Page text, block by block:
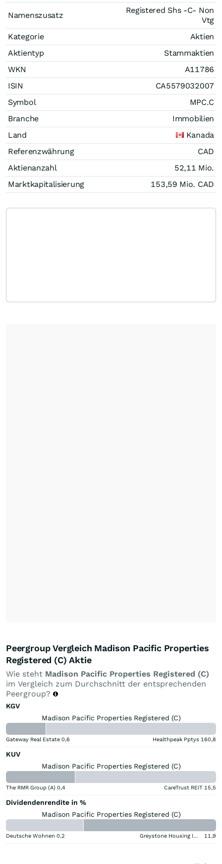
Namenszusatz
Registered Shs -C- Non
Vtg
Kategorie
Aktien
Aktientyp
Stammaktien
WKN
A11786
ISIN
CA5579032007
Symbol
MPC.C
Branche
Immobilien
Land
Kanada
Referenzwährung
CAD
Aktienanzahl
52,11 Mio.
Marktkapitalisierung
153,59 Mio. CAD
Peergroup Vergleich Madison Pacific Properties
Registered (C) Aktie
Wie steht Madison Pacific Properties Registered (C)
im Vergleich zum Durchschnitt der entsprechenden
Peergroup?
KGV
Madison Pacific Properties Registered (C)
Gateway Real Estate 0,6 Healthpeak Pptys 160,8
KUV
Madison Pacific Properties Registered (C)
The RMR Group (A) 0,4 CareTrust REIT 15,5
Dividendenrendite in %
Madison Pacific Properties Registered (C)
Deutsche Wohnen 0,2 Greystone Housing Impact Investors LP Benef Unit Cert 11,9